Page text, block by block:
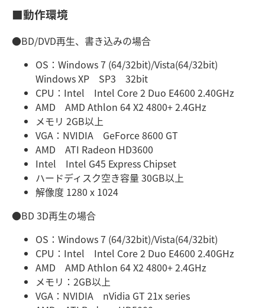
■動作環境
●BD/DVD再生、書き込みの場合
OS：Windows 7 (64/32bit)/Vista(64/32bit)
Windows XP SP3 32bit
CPU：Intel Intel Core 2 Duo E4600 2.40GHz
AMD AMD Athlon 64 X2 4800+ 2.4GHz
メモリ 2GB以上
VGA：NVIDIA GeForce 8600 GT
AMD ATI Radeon HD3600
Intel Intel G45 Express Chipset
ハードディスク空き容量 30GB以上
解像度 1280 x 1024
●BD 3D再生の場合
OS：Windows 7 (64/32bit)/Vista(64/32bit)
CPU：Intel Intel Core 2 Duo E4600 2.40GHz
AMD AMD Athlon 64 X2 4800+ 2.4GHz
メモリ：2GB以上
VGA：NVIDIA nVidia GT 21x series